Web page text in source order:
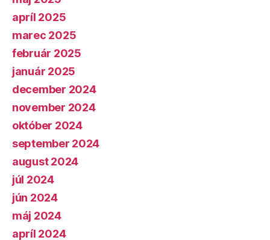
apríl 2025
marec 2025
február 2025
január 2025
december 2024
november 2024
október 2024
september 2024
august 2024
júl 2024
jún 2024
máj 2024
apríl 2024